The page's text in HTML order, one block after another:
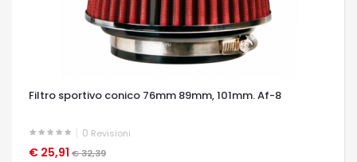
Filtro sportivo conico 76mm 89mm, 101mm. Af-8
0 Revisioni
€ 25,91 € 32,39
OCCHIATA VELOCE